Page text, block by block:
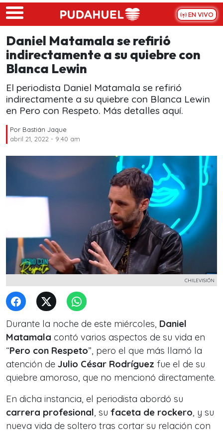
Skip to main content
EN VIVO
Daniel Matamala se refirió
indirectamente a su quiebre con
Blanca Lewin
El periodista Daniel Matamala se refirió
indirectamente a su quiebre con Blanca Lewin
en Pero con Respeto. Más detalles aquí.
Por Bastián Jaque
abril 21, 2022 - 9:40 am
CHILEVISIÓN
Durante la noche de este miércoles, Daniel
Matamala contó varios aspectos de su vida en
“Pero con Respeto”, pero el que más llamó la
atención de Julio César Rodríguez fue el de su
quiebre amoroso, que no mencionó directamente.
En dicha instancia, el periodista abordó su
carrera profesional, su faceta de rockero, y su
nueva vida de soltero tras cortar su relación con